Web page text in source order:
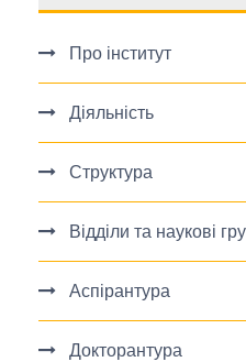
Про інститут
Діяльність
Структура
Відділи та наукові
Аспірантура
Докторантура